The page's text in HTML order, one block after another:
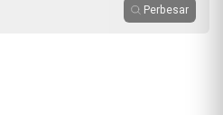
Perbesar